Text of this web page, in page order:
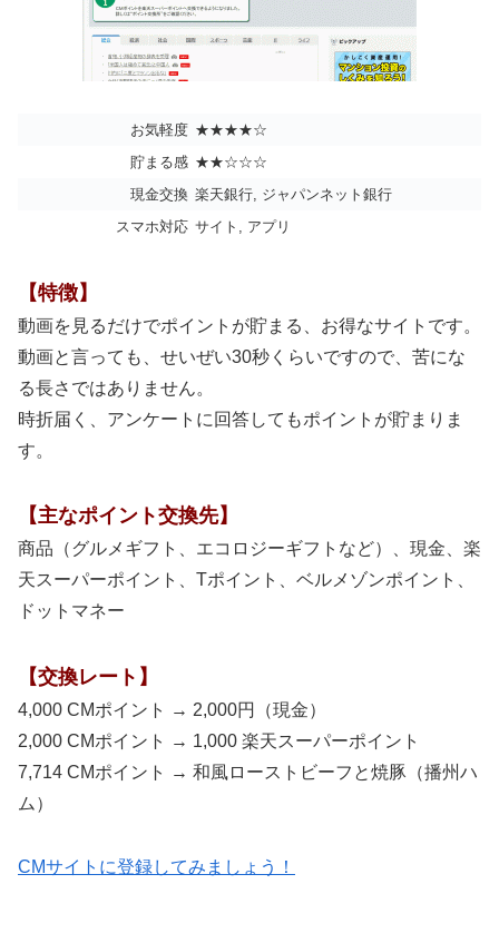
お気軽度 ★★★★☆
貯まる感 ★★☆☆☆
現金交換 楽天銀行, ジャパンネット銀行
スマホ対応 サイト, アプリ
【特徴】
動画を見るだけでポイントが貯まる、お得なサイトです。
動画と言っても、せいぜい30秒くらいですので、苦にな
る長さではありません。
時折届く、アンケートに回答してもポイントが貯まりま
す。
【主なポイント交換先】
商品（グルメギフト、エコロジーギフトなど）、現金、楽
天スーパーポイント、Tポイント、ベルメゾンポイント、
ドットマネー
【交換レート】
4,000 CMポイント → 2,000円（現金）
2,000 CMポイント → 1,000 楽天スーパーポイント
7,714 CMポイント → 和風ローストビーフと焼豚（播州ハ
ム）
CMサイトに登録してみましょう！